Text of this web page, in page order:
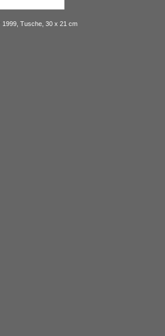
1999, Tusche, 30 x 21 cm